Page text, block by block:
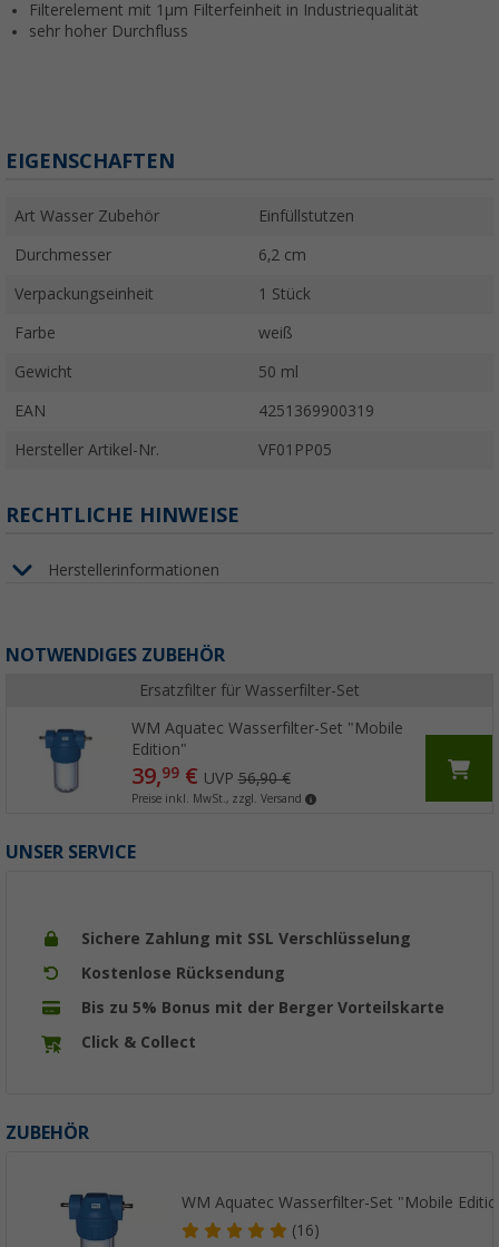
Filterelement mit 1µm Filterfeinheit in Industriequalität
sehr hoher Durchfluss
EIGENSCHAFTEN
Art Wasser Zubehör Einfüllstutzen
Durchmesser 6,2 cm
Verpackungseinheit 1 Stück
Farbe weiß
Gewicht 50 ml
EAN 4251369900319
Hersteller Artikel-Nr. VF01PP05
RECHTLICHE HINWEISE
Herstellerinformationen
NOTWENDIGES ZUBEHÖR
Ersatzfilter für Wasserfilter-Set
WM Aquatec Wasserfilter-Set "Mobile
Edition"
39,99€ UVP56,90 €
Preise inkl. MwSt., zzgl. Versand
UNSER SERVICE
Sichere Zahlung mit SSL Verschlüsselung
Kostenlose Rücksendung
Bis zu 5% Bonus mit der Berger Vorteilskarte
Click & Collect
ZUBEHÖR
WM Aquatec Wasserfilter-Set "Mobile
(16)